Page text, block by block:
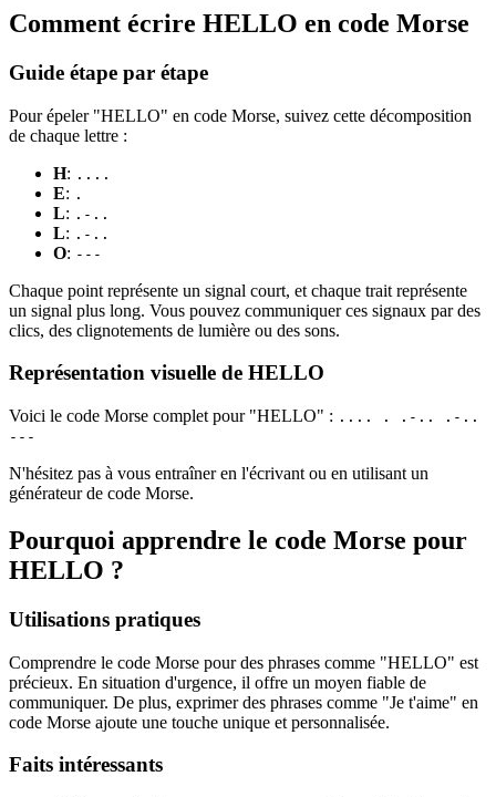
Comment écrire HELLO en code Morse
Guide étape par étape
Pour épeler "HELLO" en code Morse, suivez cette décomposition
de chaque lettre :
H: ....
E: .
L: .-..
L: .-..
O: ---
Chaque point représente un signal court, et chaque trait représente
un signal plus long. Vous pouvez communiquer ces signaux par des
clics, des clignotements de lumière ou des sons.
Représentation visuelle de HELLO
Voici le code Morse complet pour "HELLO" : .... . .-.. .-..
---
N'hésitez pas à vous entraîner en l'écrivant ou en utilisant un
générateur de code Morse.
Pourquoi apprendre le code Morse pour
HELLO ?
Utilisations pratiques
Comprendre le code Morse pour des phrases comme "HELLO" est
précieux. En situation d'urgence, il offre un moyen fiable de
communiquer. De plus, exprimer des phrases comme "Je t'aime" en
code Morse ajoute une touche unique et personnalisée.
Faits intéressants